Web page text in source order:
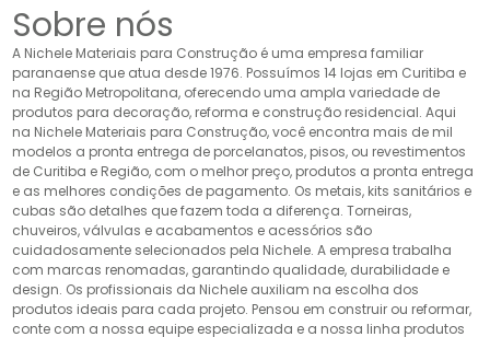
Sobre nós
A Nichele Materiais para Construção é uma empresa familiar
paranaense que atua desde 1976. Possuímos 14 lojas em Curitiba e
na Região Metropolitana, oferecendo uma ampla variedade de
produtos para decoração, reforma e construção residencial. Aqui
na Nichele Materiais para Construção, você encontra mais de mil
modelos a pronta entrega de porcelanatos, pisos, ou revestimentos
de Curitiba e Região, com o melhor preço, produtos a pronta entrega
e as melhores condições de pagamento. Os metais, kits sanitários e
cubas são detalhes que fazem toda a diferença. Torneiras,
chuveiros, válvulas e acabamentos e acessórios são
cuidadosamente selecionados pela Nichele. A empresa trabalha
com marcas renomadas, garantindo qualidade, durabilidade e
design. Os profissionais da Nichele auxiliam na escolha dos
produtos ideais para cada projeto. Pensou em construir ou reformar,
conte com a nossa equipe especializada e a nossa linha produtos